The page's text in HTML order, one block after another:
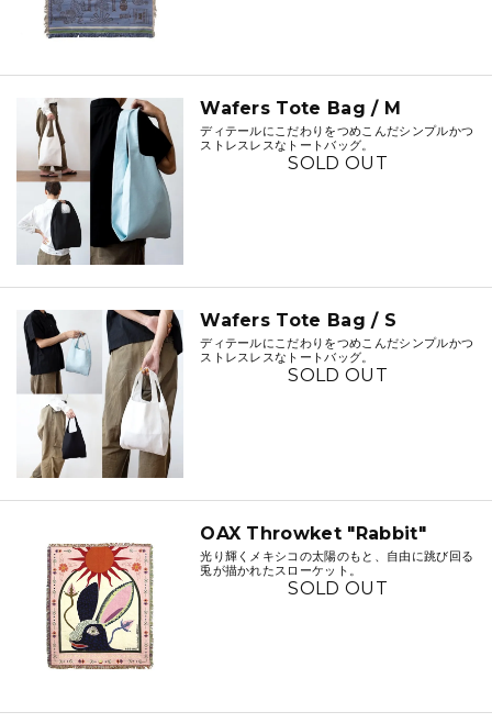
Wafers Tote Bag / M
ディテールにこだわりをつめこんだシンプルかつ
ストレスレスなトートバッグ。
SOLD OUT
Wafers Tote Bag / S
ディテールにこだわりをつめこんだシンプルかつ
ストレスレスなトートバッグ。
SOLD OUT
OAX Throwket "Rabbit"
光り輝くメキシコの太陽のもと、自由に跳び回る
兎が描かれたスローケット。
SOLD OUT